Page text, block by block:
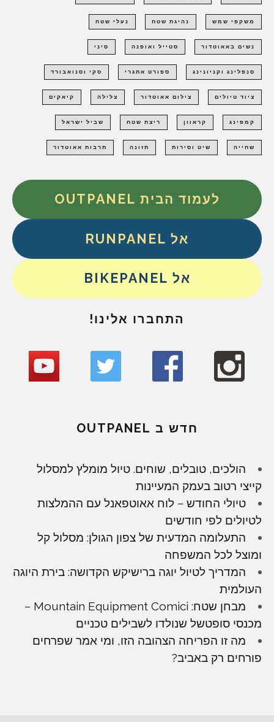
משקפי שמש נהיגת שטח נעלי שטח
נשים באאוטדור סטייל ואופנה סיני
סנפלינג וקניונינג ספורט אתגרי סקי וסנואבורד
ציוד טיולים צילום אאוטדור צלילה קיאקים
קמפינג קראוון ריצת שטח שביל ישראל
שחייה שיט וסירות תזונה תרבות אאוטדור
לעמוד הבית OUTPANEL
אל RUNPANEL
אל BIKEPANEL
התחברו אלינו!
חדש ב OUTPANEL
הולכים, טובלים, שוחים. טיול מומלץ למסלול
קייצי רטוב בעמק המעיינות
טיולי החודש – לוח אאוטפאנל עם ההמלצות
לטיולים לפי חודשים
התעלומה המדעית של צפון הגולן: מסלול קל
ומוצל לכל המשפחה
המדריך לטיול יוגה ברישיקש הקדושה: בירת היוגה
העולמית
מבחן שטח: Mountain Equipment Comici –
מכנסי סופטשל שנולדו לשבילים טכניים
מה זו הפריחה הצהובה הזו, ומי אמר שפרחים
פורחים רק באביב?